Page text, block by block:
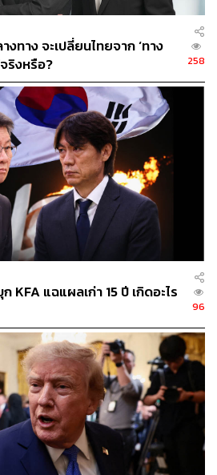
thestandardwealth
https://lin.ee/xfPbXUP
STANDARD WEALTH
คุณสะดวกหรือใช้งานอยู่แล้วได้เลย
Nancy Pelosi
จับตาความตึงเครียดจีน vs. ไต้หวัน
84
THE AUTHOR
ทาง จะเปลี่ยนไทยจาก ‘ทาง
ริงหรือ?
258
KFA แฉแผลเก่า 15 ปี เกิดอะไร
96